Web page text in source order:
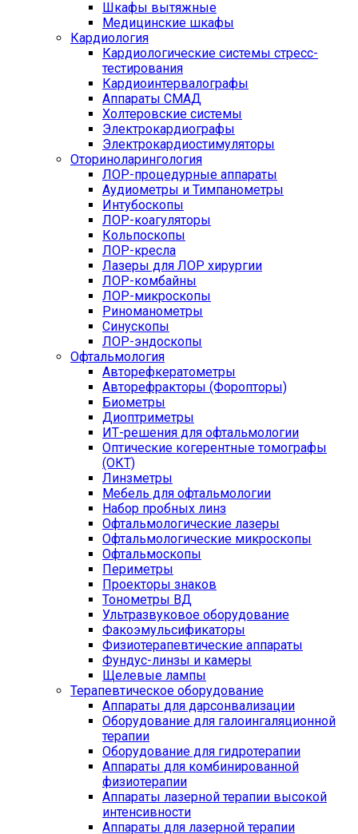
Шкафы вытяжные
Медицинские шкафы
Кардиология
Кардиологические системы стресс-
тестирования
Кардиоинтервалографы
Аппараты СМАД
Холтеровские системы
Электрокардиографы
Электрокардиостимуляторы
Оториноларингология
ЛОР-процедурные аппараты
Аудиометры и Тимпанометры
Интубоскопы
ЛОР-коагуляторы
Кольпоскопы
ЛОР-кресла
Лазеры для ЛОР хирургии
ЛОР-комбайны
ЛОР-микроскопы
Риноманометры
Синускопы
ЛОР-эндоскопы
Офтальмология
Авторефкератометры
Авторефракторы (Форопторы)
Биометры
Диоптриметры
ИТ-решения для офтальмологии
Оптические когерентные томографы
(ОКТ)
Линзметры
Мебель для офтальмологии
Набор пробных линз
Офтальмологические лазеры
Офтальмологические микроскопы
Офтальмоскопы
Периметры
Проекторы знаков
Тонометры ВД
Ультразвуковое оборудование
Факоэмульсификаторы
Физиотерапевтические аппараты
Фундус-линзы и камеры
Щелевые лампы
Терапевтическое оборудование
Аппараты для дарсонвализации
Оборудование для галоингаляционной
терапии
Оборудование для гидротерапии
Аппараты для комбинированной
физиотерапии
Аппараты лазерной терапии высокой
интенсивности
Аппараты для лазерной терапии